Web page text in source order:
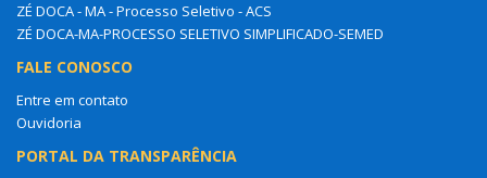
ZÉ DOCA - MA - Processo Seletivo - ACS
ZÉ DOCA-MA-PROCESSO SELETIVO SIMPLIFICADO-SEMED
FALE CONOSCO
Entre em contato
Ouvidoria
PORTAL DA TRANSPARÊNCIA